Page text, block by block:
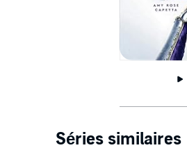
Séries similaires